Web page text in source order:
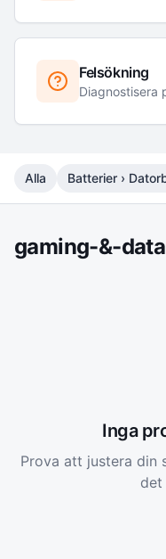
Felsökning
Diagnostisera
Alla Batterier ›
gaming-&-
Inga
Prova att justera din
det